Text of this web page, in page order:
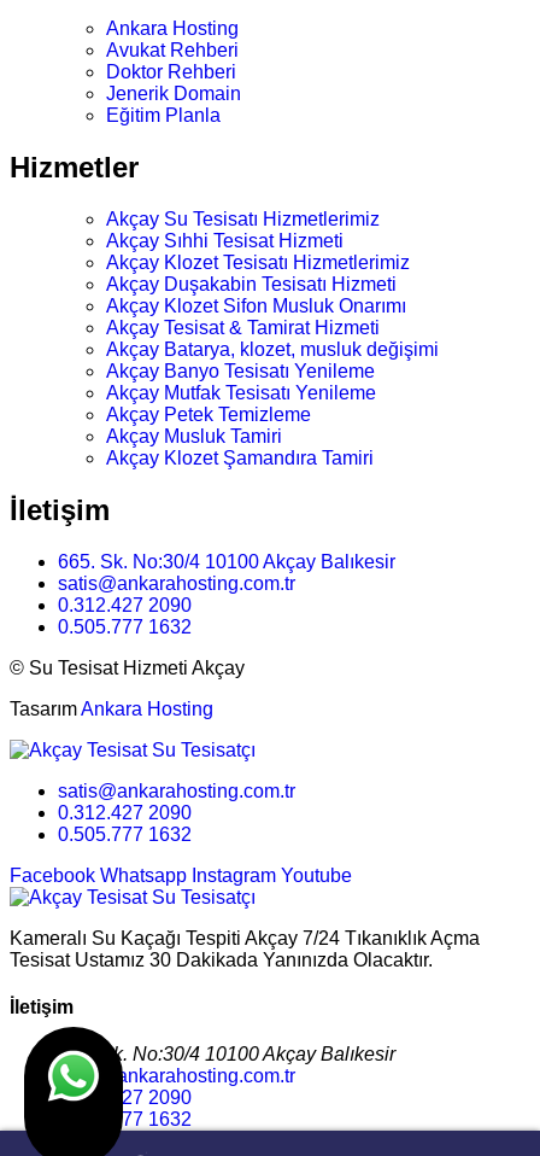
Ankara Hosting
Avukat Rehberi
Doktor Rehberi
Jenerik Domain
Eğitim Planla
Hizmetler
Akçay Su Tesisatı Hizmetlerimiz
Akçay Sıhhi Tesisat Hizmeti
Akçay Klozet Tesisatı Hizmetlerimiz
Akçay Duşakabin Tesisatı Hizmeti
Akçay Klozet Sifon Musluk Onarımı
Akçay Tesisat & Tamirat Hizmeti
Akçay Batarya, klozet, musluk değişimi
Akçay Banyo Tesisatı Yenileme
Akçay Mutfak Tesisatı Yenileme
Akçay Petek Temizleme
Akçay Musluk Tamiri
Akçay Klozet Şamandıra Tamiri
İletişim
665. Sk. No:30/4 10100 Akçay Balıkesir
satis@ankarahosting.com.tr
0.312.427 2090
0.505.777 1632
© Su Tesisat Hizmeti Akçay
TasarımAnkara Hosting
satis@ankarahosting.com.tr
0.312.427 2090
0.505.777 1632
Facebook Whatsapp Instagram Youtube
Kameralı Su Kaçağı Tespiti Akçay 7/24 Tıkanıklık Açma
Tesisat Ustamız 30 Dakikada Yanınızda Olacaktır.
İletişim
665. Sk. No:30/4 10100 Akçay Balıkesir
satis@ankarahosting.com.tr
0.312.427 2090
0.505.777 1632